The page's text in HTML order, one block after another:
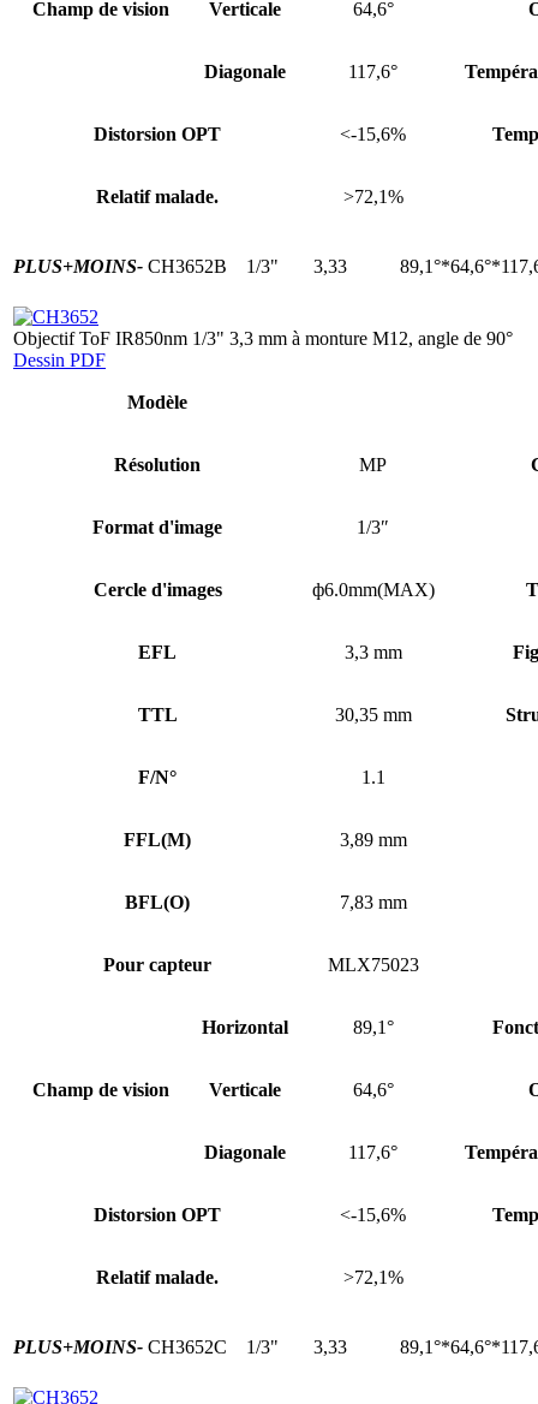
Champ de vision Verticale 64,6°
Diagonale 117,6°
Distorsion OPT <-15,6%
Relatif malade. >72,1%
PLUS+MOINS- CH3652B 1/3" 3,33
Objectif ToF IR850nm 1/3" 3,3 mm à monture M12, angle de 90°
Dessin PDF
Modèle
Résolution MP
Format d'image 1/3″
Cercle d'images ф6.0mm(MAX)
EFL 3,3 mm
TTL 30,35 mm
F/N° 1.1
FFL(M) 3,89 mm
BFL(O) 7,83 mm
Pour capteur MLX75023
Champ de vision
Horizontal 89,1°
Verticale 64,6°
Diagonale 117,6°
Distorsion OPT <-15,6%
Relatif malade. >72,1%
PLUS+MOINS- CH3652C 1/3" 3,33